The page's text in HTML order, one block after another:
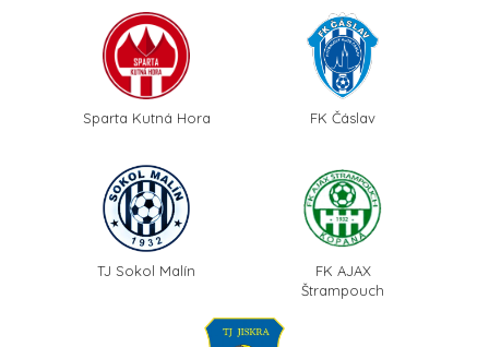
Sparta Kutná Hora FK Čáslav
TJ Sokol Malín
FK AJAX
Štrampouch